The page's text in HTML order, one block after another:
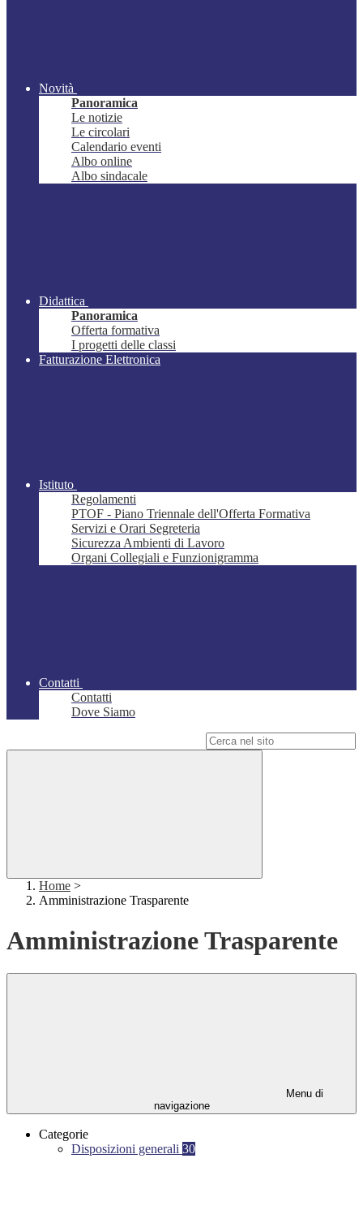
Novità
Panoramica
Le notizie
Le circolari
Calendario eventi
Albo online
Albo sindacale
Didattica
Panoramica
Offerta formativa
I progetti delle classi
Fatturazione Elettronica
Istituto
Regolamenti
PTOF - Piano Triennale dell'Offerta Formativa
Servizi e Orari Segreteria
Sicurezza Ambienti di Lavoro
Organi Collegiali e Funzionigramma
Contatti
Contatti
Dove Siamo
Home >
Amministrazione Trasparente
Amministrazione Trasparente
Menu di
navigazione
Categorie
Disposizioni generali 30